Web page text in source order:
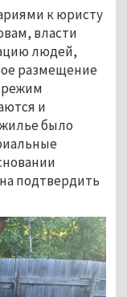
к юристу
власти
людей,
размещение
режим
и
было
подтвердить